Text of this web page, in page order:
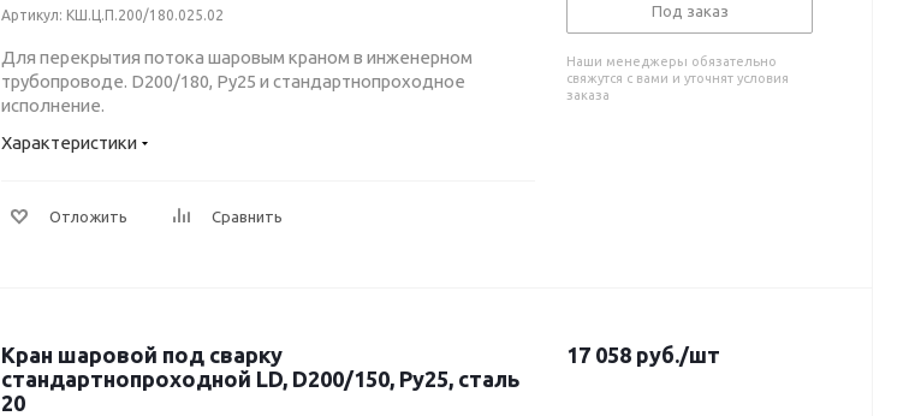
Артикул: КШ.Ц.П.200/180.025.02
Для перекрытия потока шаровым краном в инженерном
трубопроводе. D200/180, Ру25 и стандартнопроходное
исполнение.
Характеристики
Отложить Сравнить
Под заказ
Наши менеджеры обязательно
свяжутся с вами и уточнят условия
заказа
Кран шаровой под сварку
стандартнопроходной LD, D200/150, Ру25, сталь
20
17 058 руб./шт